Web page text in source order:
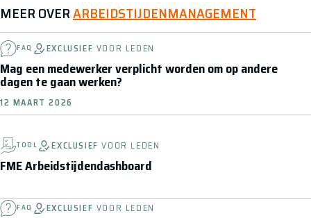
MEER OVERARBEIDSTIJDENMANAGEMENT
FAQ EXCLUSIEF VOOR LEDEN
Mag een medewerker verplicht worden om op andere
dagen te gaan werken?
12 MAART 2026
TOOL EXCLUSIEFVOOR LEDEN
FME Arbeidstijdendashboard
FAQ EXCLUSIEF VOOR LEDEN